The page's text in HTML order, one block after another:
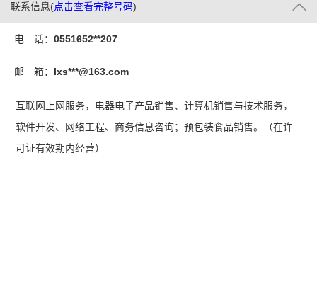
联系信息(点击查看完整号码)
电 话： 0551652**207
邮 箱： lxs***@163.com
互联网上网服务，电器电子产品销售、计算机销售与技术服务，
软件开发、网络工程、商务信息咨询；预包装食品销售。（在许
可证有效期内经营）